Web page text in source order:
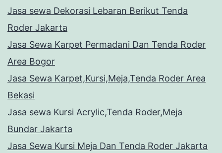
Jasa sewa Dekorasi Lebaran Berikut Tenda
Roder Jakarta
Jasa Sewa Karpet Permadani Dan Tenda Roder
Area Bogor
Jasa Sewa Karpet,Kursi,Meja,Tenda Roder Area
Bekasi
Jasa sewa Kursi Acrylic,Tenda Roder,Meja
Bundar Jakarta
Jasa Sewa Kursi Meja Dan Tenda Roder Jakarta